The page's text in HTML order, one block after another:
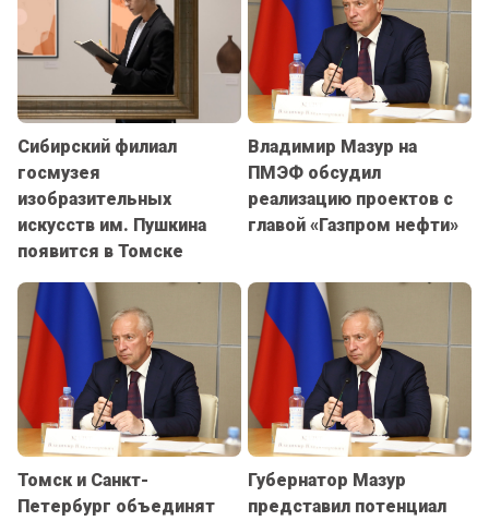
Сибирский филиал
госмузея
изобразительных
искусств им. Пушкина
появится в Томске
Владимир Мазур на
ПМЭФ обсудил
реализацию проектов с
главой «Газпром нефти»
Томск и Санкт-
Петербург объединят
Губернатор Мазур
представил потенциал